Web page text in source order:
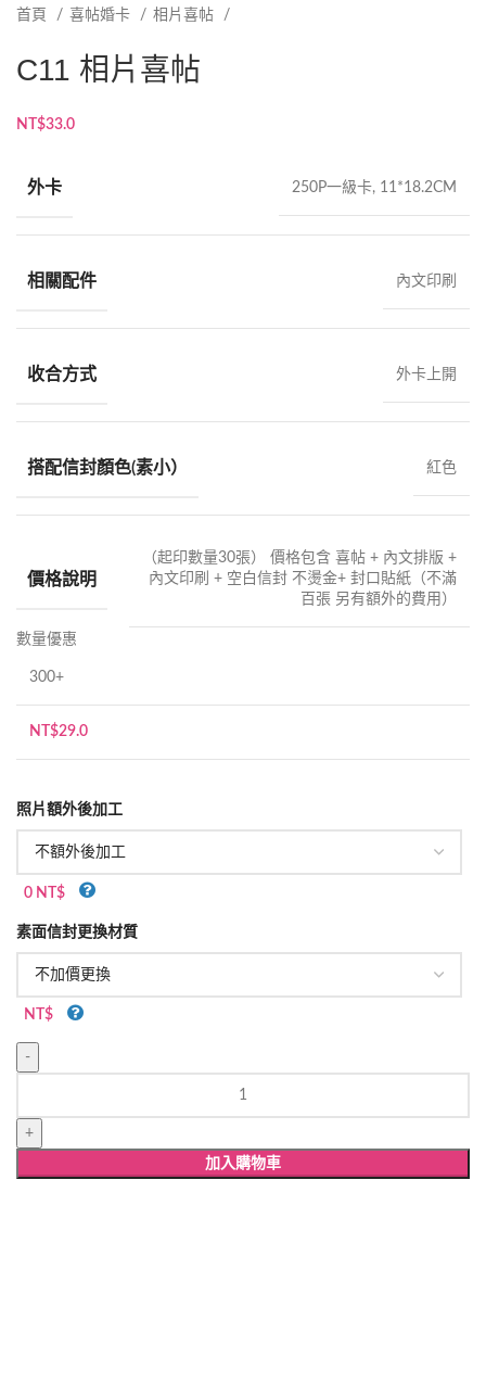
首頁 喜帖婚卡 相片喜帖
C11 相片喜帖
NT$33.0
外卡 250P一級卡, 11*18.2CM
相關配件 內文印刷
收合方式 外卡上開
搭配信封顏色(素小） 紅色
價格說明
（起印數量30張） 價格包含 喜帖 + 內文排版 +
內文印刷 + 空白信封 不燙金+ 封口貼紙（不滿
百張 另有額外的費用）
數量優惠
300+
NT$29.0
照片額外後加工
0 NT$
素面信封更換材質
NT$
片
喜
帖
加入購物車